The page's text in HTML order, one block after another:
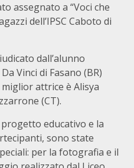
assegnato a “Voci che
dell’IPSC Caboto di
dall’alunno
Vinci di Fasano (BR)
attrice è Alisya
(CT).
educativo e la
sono state
per la fotografia e il